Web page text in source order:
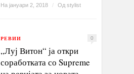
На јануари 2, 2018 / Од stylist
РЕВИИ 0
„Луј Витон“ ја откри
соработката со Supreme